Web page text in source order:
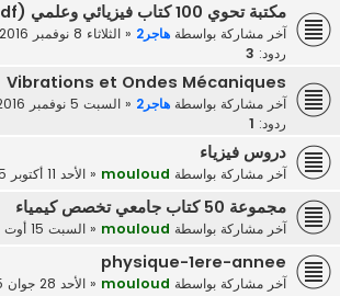
مكتبة تحوي 100 كتاب فيزيائي وعلمي (pdf)
آخر مشاركة بواسطة هاجر2 « الثلاثاء 8 نوفمبر 2016 21:03
ردود: 3
Vibrations et Ondes Mécaniques
آخر مشاركة بواسطة هاجر2 « السبت 5 نوفمبر 2016 12:06
ردود: 1
دروس فيزياء
آخر مشاركة بواسطة mouloud
« الأحد 11 أكتوبر 2015 16:27
مجموعة 50 كتاب جامعي تخصص كيمياء
آخر مشاركة بواسطة mouloud
« السبت 15 أوت 2015 7:18
physique-1ere-annee
آخر مشاركة بواسطة mouloud
« الأحد 28 جوان 2015 17:49